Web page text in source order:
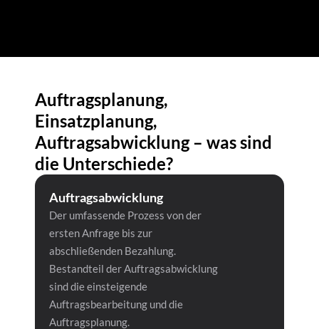
Auftragsplanung,
Einsatzplanung,
Auftragsabwicklung – was sind
die Unterschiede?
Auftragsabwicklung
Der umfassende Prozess von der
ersten Anfrage bis zur
abschließenden Bezahlung.
Bestandteil der Auftragsabwicklung
sind die einsteigende
Auftragsbearbeitung und die
Auftragsplanung.